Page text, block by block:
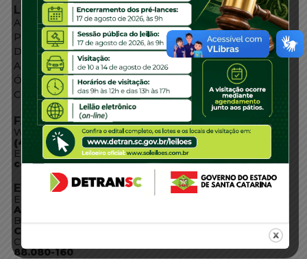
LINKS EXTERNOS
Agência de Notícias
Portal de Serviços
Diário Oficial
Acesso à Informação
Órgãos do Governo
Conheça SC
FALE CONOSCO
WhatsApp:
(48) 3664-1800
E-mail:
centraldeinformacoes@detran.sc.gov.br
ENDEREÇO
Endereço:
Av. Almirante Tamandaré - 480
Bairro:
Coqueiros, Florianópolis SC
CEP:
88.080-160